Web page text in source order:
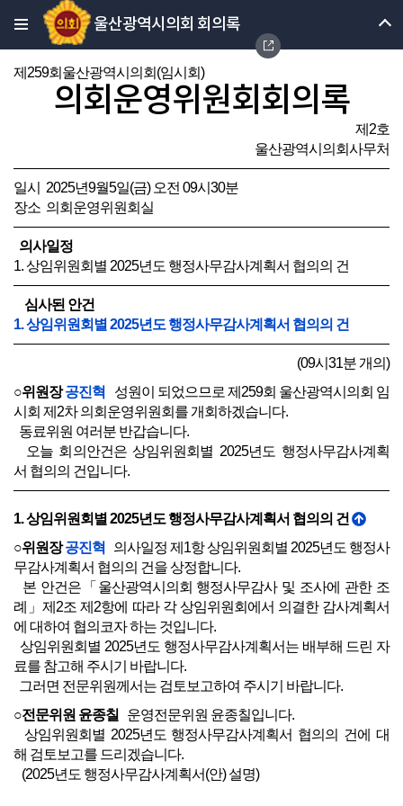
울산광역시의회 회의록
제259회울산광역시의회(임시회)
의회운영위원회회의록
제2호
울산광역시의회사무처
일시 2025년9월5일(금) 오전 09시30분
장소 의회운영위원회실
의사일정
1. 상임위원회별 2025년도 행정사무감사계획서 협의의 건
심사된 안건
1. 상임위원회별 2025년도 행정사무감사계획서 협의의 건
(09시31분 개의)
○위원장공진혁
성원이 되었으므로 제259회 울산광역시의회 임
시회 제2차 의회운영위원회를 개회하겠습니다.
동료위원 여러분 반갑습니다.
오늘 회의안건은 상임위원회별 2025년도 행정사무감사계획
서 협의의 건입니다.
1. 상임위원회별 2025년도 행정사무감사계획서 협의의 건
○위원장공진혁
의사일정 제1항 상임위원회별 2025년도 행정사
무감사계획서 협의의 건을 상정합니다.
본 안건은「울산광역시의회 행정사무감사 및 조사에 관한 조
례」제2조 제2항에 따라 각 상임위원회에서 의결한 감사계획서
에 대하여 협의코자 하는 것입니다.
상임위원회별 2025년도 행정사무감사계획서는 배부해 드린 자
료를 참고해 주시기 바랍니다.
그러면 전문위원께서는 검토보고하여 주시기 바랍니다.
○전문위원 윤종칠
운영전문위원 윤종칠입니다.
상임위원회별 2025년도 행정사무감사계획서 협의의 건에 대
해 검토보고를 드리겠습니다.
(2025년도 행정사무감사계획서(안) 설명)